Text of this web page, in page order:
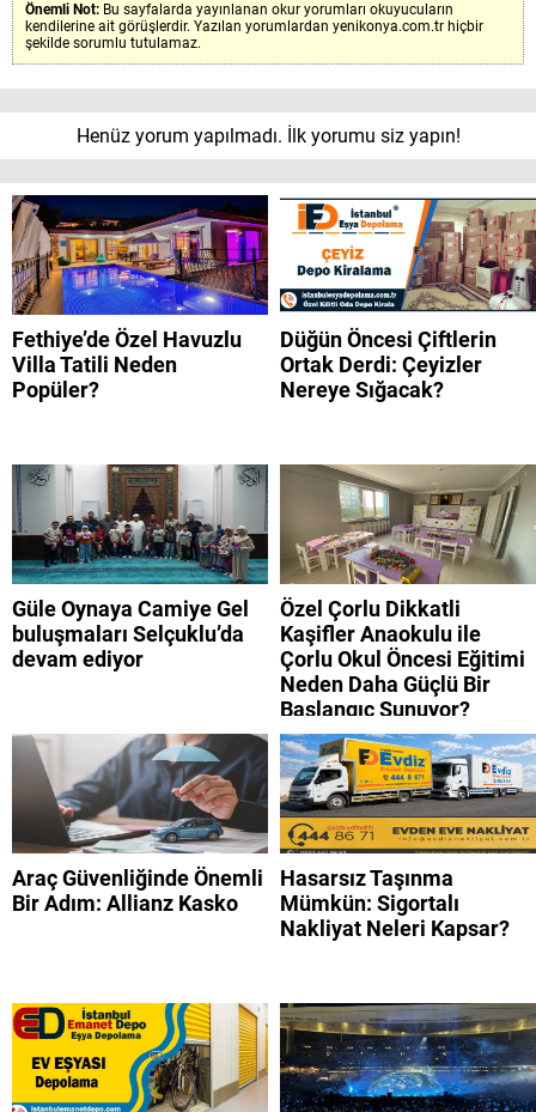
Önemli Not: Bu sayfalarda yayınlanan okur yorumları okuyucuların
kendilerine ait görüşlerdir. Yazılan yorumlardan yenikonya.com.tr hiçbir
şekilde sorumlu tutulamaz.
Henüz yorum yapılmadı. İlk yorumu siz yapın!
Fethiye’de Özel Havuzlu
Villa Tatili Neden
Popüler?
Düğün Öncesi Çiftlerin
Ortak Derdi: Çeyizler
Nereye Sığacak?
Güle Oynaya Camiye Gel
buluşmaları Selçuklu’da
devam ediyor
Özel Çorlu Dikkatli
Kaşifler Anaokulu ile
Çorlu Okul Öncesi Eğitimi
Neden Daha Güçlü Bir
Başlangıç Sunuyor?
Araç Güvenliğinde Önemli
Bir Adım: Allianz Kasko
Hasarsız Taşınma
Mümkün: Sigortalı
Nakliyat Neleri Kapsar?